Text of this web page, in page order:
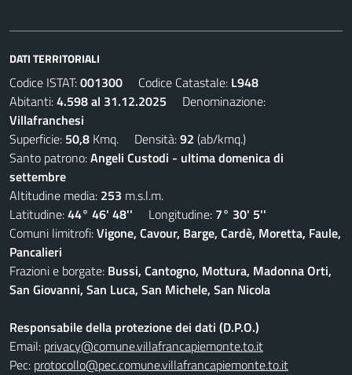
DATI TERRITORIALI
Codice ISTAT:001300 Codice Catastale: L948
Abitanti:4.598 al 31.12.2025 Denominazione:
Villafranchesi
Superficie: 50,8 Kmq. Densità:92 (ab/kmq.)
Santo patrono:Angeli Custodi - ultima domenica di
settembre
Altitudine media: 253 m.s.l.m.
Latitudine:44° 46' 48'' Longitudine: 7° 30' 5''
Comuni limitrofi:Vigone, Cavour, Barge, Cardè, Moretta, Faule,
Pancalieri
Frazioni e borgate: Bussi, Cantogno, Mottura, Madonna Orti,
San Giovanni, San Luca, San Michele, San Nicola
Responsabile della protezione dei dati (D.P.O.)
Email: privacy@comune.villafrancapiemonte.to.it
Pec: protocollo@pec.comune.villafrancapiemonte.to.it